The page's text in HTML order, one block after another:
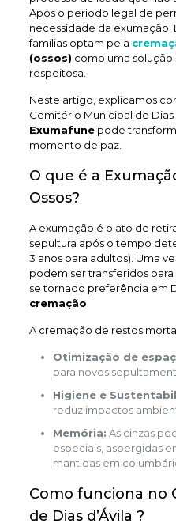
Após o período legal de
necessidade da exumação.
famílias optam pela
(ossos) como uma
respeitosa.
Neste artigo, explicamos
Cemitério Municipal de Dias
Exumafunepode
momento de paz.
O que é a
Ossos?
A exumação é o ato de
sepultura após o tempo
3 anos para adultos). Uma
podem ser transferidos
se tornado preferência em
cremação
A cremação de restos
Otimização de
para novos
Higiene e
reduz impactos
Memória: As cinzas
especiais, aspergidas
mantidas em
Como funciona no
de Dias d’Ávila ?